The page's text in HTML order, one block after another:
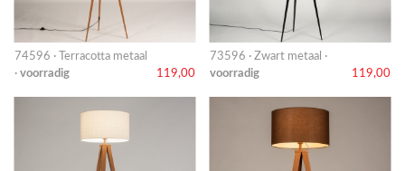
74596 · Terracotta metaal
· voorradig 119,00
73596 · Zwart metaal ·
voorradig
119,00